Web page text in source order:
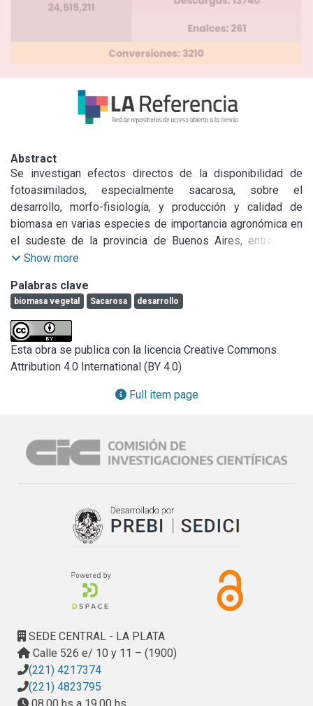
Abstract
Se investigan efectos directos de la disponibilidad de
fotoasimilados, especialmente sacarosa, sobre el
desarrollo, morfo-fisiología, y producción y calidad de
biomasa en varias especies de importancia agronómica en
el sudeste de la provincia de Buenos Aires, entre ellas
girasol, trigo, arándano y otras especies fruti-hortícolas.
sacarosa; b) cultivos en hidroponia o in vitro, con suministro
exógeno de sacarosa; c) manipulación de destinos para
inducir acumulación de sacarosa; d) ensayos de anillado de
floema para impedir transporte de sacarosa; e) ensayos
con aplicación exógena de hormonas promotoras de la
fijación de carbono. Las variables estudiadas incluyen: tasa
de aparición de hojas, tamaño foliar final, macollaje,
distinto tipo. Se analizan las implicancias de estos efectos
sobre el manejo agronómico de estos cultivos.
Show more
Palabras clave
biomasa vegetal Sacarosa desarrollo
Esta obra se publica con la licencia Creative Commons
Attribution 4.0 International (BY 4.0)
Full item page
SEDE CENTRAL - LA PLATA
Calle 526 e/ 10 y 11 – (1900)
(221) 4217374
(221) 4823795